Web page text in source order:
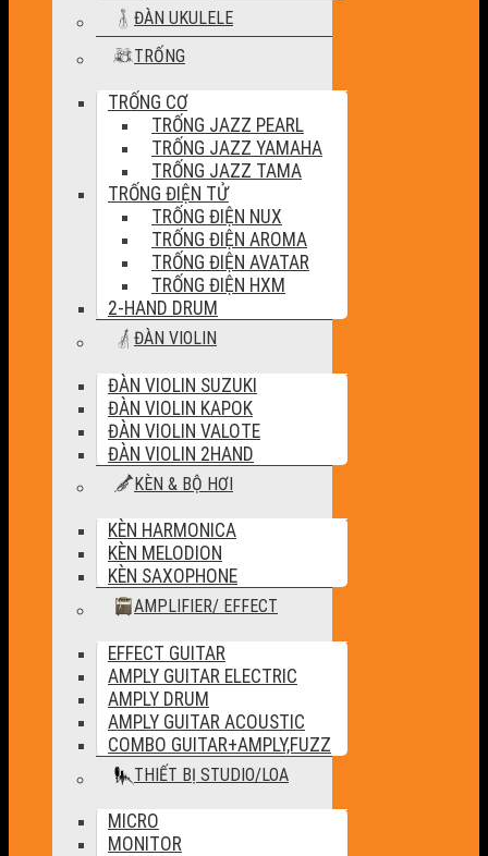
ĐÀN UKULELE
TRỐNG
TRỐNG CƠ
TRỐNG JAZZ PEARL
TRỐNG JAZZ YAMAHA
TRỐNG JAZZ TAMA
TRỐNG ĐIỆN TỬ
TRỐNG ĐIỆN NUX
TRỐNG ĐIỆN AROMA
TRỐNG ĐIỆN AVATAR
TRỐNG ĐIỆN HXM
2-HAND DRUM
ĐÀN VIOLIN
ĐÀN VIOLIN SUZUKI
ĐÀN VIOLIN KAPOK
ĐÀN VIOLIN VALOTE
ĐÀN VIOLIN 2HAND
KÈN & BỘ HƠI
KÈN HARMONICA
KÈN MELODION
KÈN SAXOPHONE
AMPLIFIER/ EFFECT
EFFECT GUITAR
AMPLY GUITAR ELECTRIC
AMPLY DRUM
AMPLY GUITAR ACOUSTIC
COMBO GUITAR+AMPLY,FUZZ
THIẾT BỊ STUDIO/LOA
MICRO
MONITOR